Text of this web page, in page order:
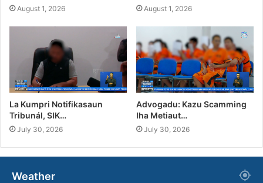
August 1, 2026 August 1, 2026
La Kumpri Notifikasaun
Tribunál, SIK…
July 30, 2026
Advogadu: Kazu Scamming
Iha Metiaut…
July 30, 2026
Weather